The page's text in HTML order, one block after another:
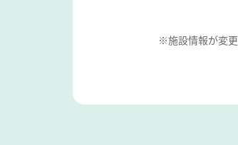
※施設情報が変